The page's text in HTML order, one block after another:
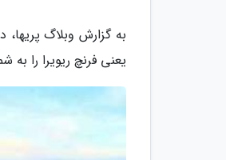
به گزارش وبلاگ
یعنی فرنچ ریویرا را به